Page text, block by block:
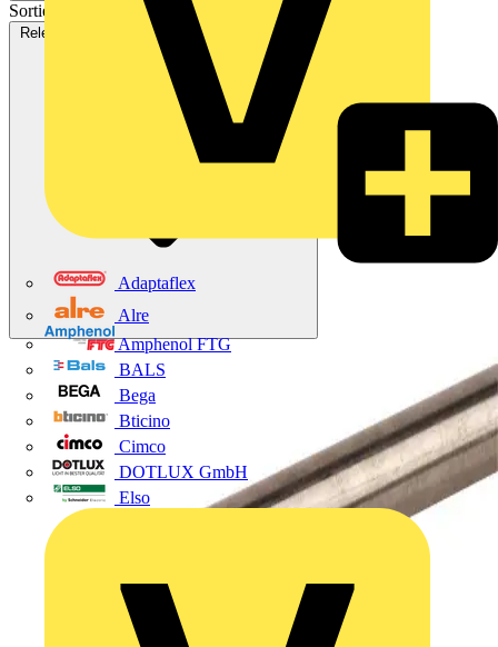
Adaptaflex
Alre
Amphenol FTG
BALS
Bega
Bticino
Cimco
DOTLUX GmbH
Elso
Sortieren nach:
Relevanz Verfügbarkeit V+ Punkte Relevanz